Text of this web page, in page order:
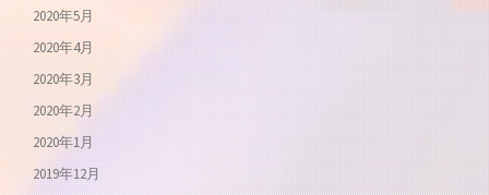
2020年5月
2020年4月
2020年3月
2020年2月
2020年1月
2019年12月